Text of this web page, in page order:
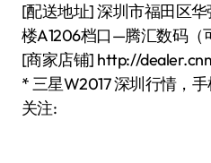
[配送地址] 深圳市福田区
楼A1206档口—腾汇数码（
[商家店铺] http://
* 三星W2017 深圳行情，
关注: